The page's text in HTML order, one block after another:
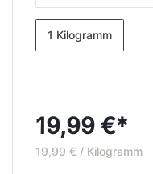
1 Kilogramm
19,99 €*
19,99 € / Kilogramm